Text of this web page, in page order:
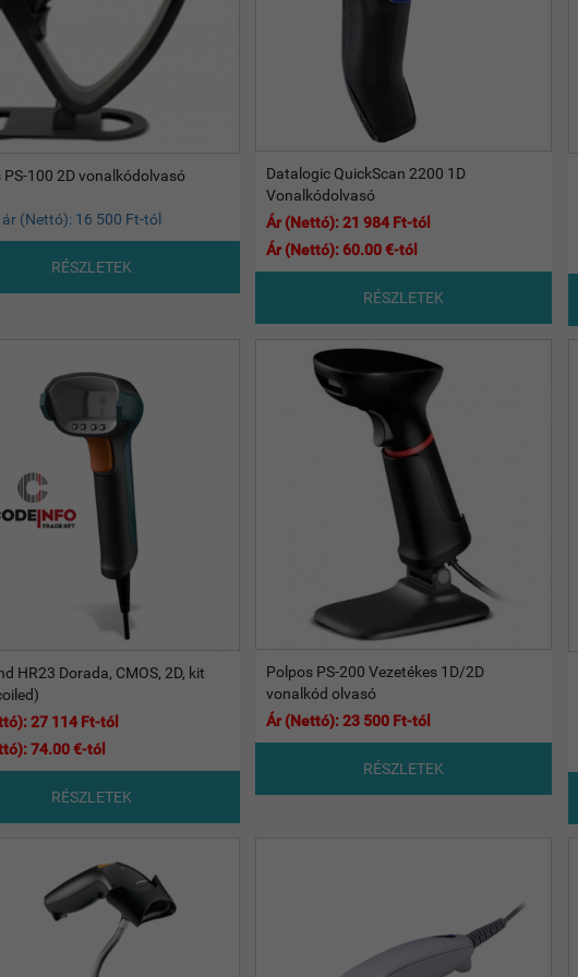
PS-100 2D vonalkódolvasó
(Nettó): 16 500 Ft-tól
RÉSZLETEK
Datalogic QuickScan 2200 1D
Vonalkódolvasó
Ár (Nettó): 21 984 Ft-tól
Ár (Nettó): 60.00 €-tól
RÉSZLETEK
HR23 Dorada, CMOS, 2D, kit
27 114 Ft-tól
74.00 €-tól
RÉSZLETEK
Polpos PS-200 Vezetékes 1D/2D
vonalkód olvasó
Ár (Nettó): 23 500 Ft-tól
RÉSZLETEK